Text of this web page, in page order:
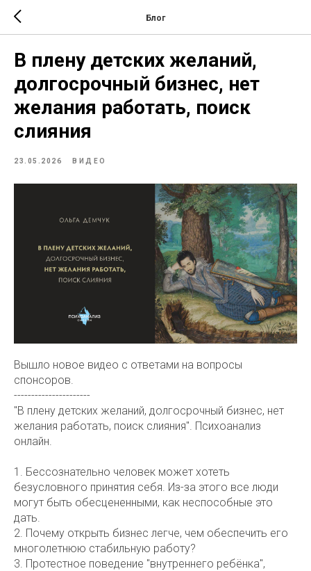
Блог
В плену детских желаний,
долгосрочный бизнес, нет
желания работать, поиск
слияния
23.05.2026 ВИДЕО
Вышло новое видео с ответами на вопросы
спонсоров.
----------------------
"В плену детских желаний, долгосрочный бизнес, нет
желания работать, поиск слияния". Психоанализ
онлайн.
1. Бессознательно человек может хотеть
безусловного принятия себя. Из-за этого все люди
могут быть обесцененными, как неспособные это
дать.
2. Почему открыть бизнес легче, чем обеспечить его
многолетнюю стабильную работу?
3. Протестное поведение "внутреннего ребёнка",